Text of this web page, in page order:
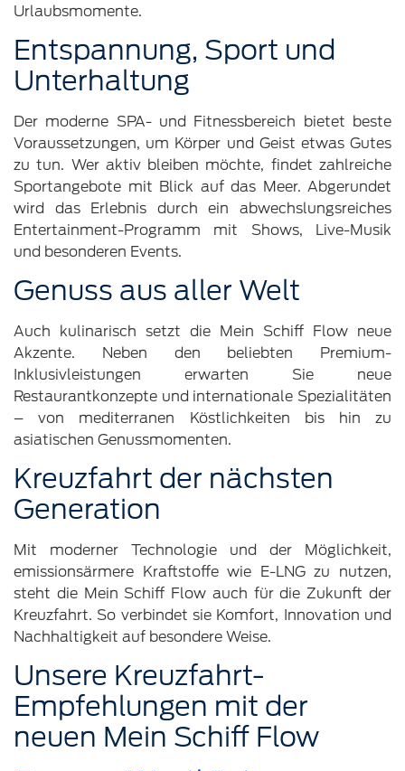
Urlaubsmomente.
Entspannung, Sport und
Unterhaltung
Der moderne SPA- und Fitnessbereich bietet beste
Voraussetzungen, um Körper und Geist etwas Gutes
zu tun. Wer aktiv bleiben möchte, findet zahlreiche
Sportangebote mit Blick auf das Meer. Abgerundet
wird das Erlebnis durch ein abwechslungsreiches
Entertainment-Programm mit Shows, Live-Musik
und besonderen Events.
Genuss aus aller Welt
Auch kulinarisch setzt die Mein Schiff Flow neue
Akzente. Neben den beliebten Premium-
Inklusivleistungen erwarten Sie neue
Restaurantkonzepte und internationale Spezialitäten
– von mediterranen Köstlichkeiten bis hin zu
asiatischen Genussmomenten.
Kreuzfahrt der nächsten
Generation
Mit moderner Technologie und der Möglichkeit,
emissionsärmere Kraftstoffe wie E-LNG zu nutzen,
steht die Mein Schiff Flow auch für die Zukunft der
Kreuzfahrt. So verbindet sie Komfort, Innovation und
Nachhaltigkeit auf besondere Weise.
Unsere Kreuzfahrt-
Empfehlungen mit der
neuen Mein Schiff Flow